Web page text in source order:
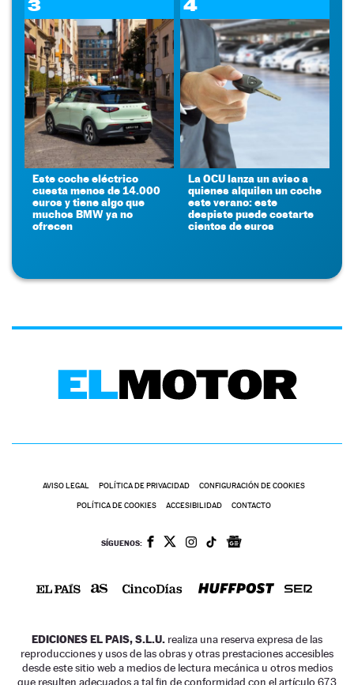
3
Este coche eléctrico
cuesta menos de 14.000
euros y tiene algo que
muchos BMW ya no
ofrecen
4
La OCU lanza un aviso a
quienes alquilen un coche
este verano: este
despiste puede costarte
cientos de euros
AVISO LEGAL POLÍTICA DE PRIVACIDAD CONFIGURACIÓN DE COOKIES
POLÍTICA DE COOKIES ACCESIBILIDAD CONTACTO
SÍGUENOS:
EDICIONES EL PAIS, S.L.U. realiza una reserva expresa de las
reproducciones y usos de las obras y otras prestaciones accesibles
desde este sitio web a medios de lectura mecánica u otros medios
que resulten adecuados a tal fin de conformidad con el artículo 67.3